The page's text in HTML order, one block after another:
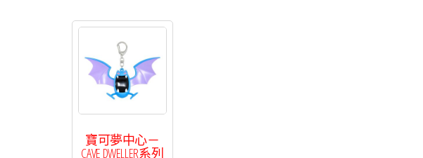
寶可夢中心－
CAVE DWELLER系列